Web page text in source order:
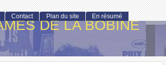
DE LA BOBINE
Contact Plan du site En résumé